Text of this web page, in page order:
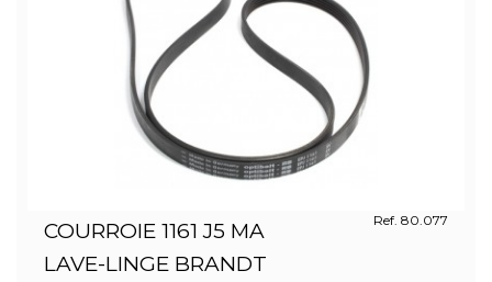
COURROIE 1161 J5 MA
LAVE-LINGE BRANDT
Ref. 80.077